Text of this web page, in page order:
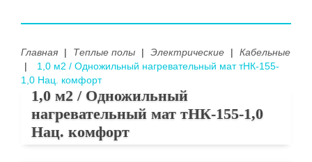
Главная | Теплые полы | Электрические |
Кабельные
|
1,0 м2 / Одножильный нагревательный мат тНК-155-
1,0 Нац. комфорт
1,0 м2 / Одножильный
нагревательный мат тНК-155-1,0
Нац. комфорт